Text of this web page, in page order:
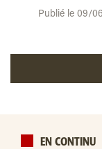
Publié le 09/
EN CONTINU